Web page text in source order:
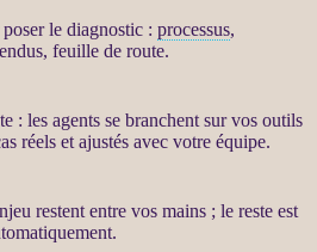
le diagnostic : processus,
feuille de route.
: les agentsse branchent sur vos outils
réels et ajustés avec votre équipe.
restent entre vos mains ; le reste est